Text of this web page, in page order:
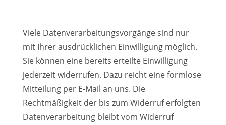
Viele Datenverarbeitungsvorgänge sind nur
mit Ihrer ausdrücklichen Einwilligung möglich.
Sie können eine bereits erteilte Einwilligung
jederzeit widerrufen. Dazu reicht eine formlose
Mitteilung per E-Mail an uns. Die
Rechtmäßigkeit der bis zum Widerruf erfolgten
Datenverarbeitung bleibt vom Widerruf